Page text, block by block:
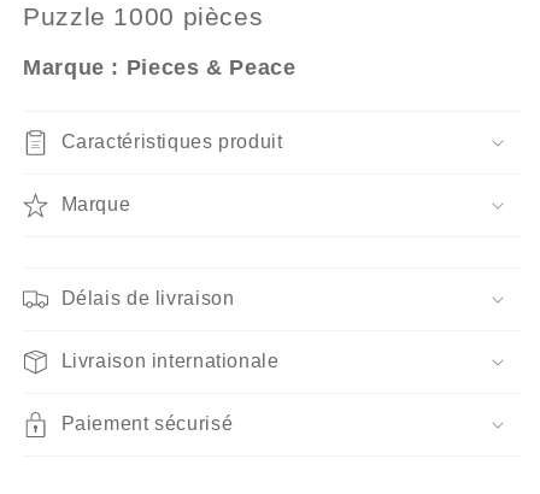
Pièces
&amp;
Cuisine
Nouvelle-
Orléans
Pièces
&amp;
Cuisine
Puzzle 1000 pièces
Marque : Pieces & Peace
Caractéristiques produit
Marque
Délais de livraison
Livraison internationale
Paiement sécurisé